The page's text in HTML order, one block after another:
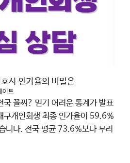
사 인가율의 비밀은
이트
국 꼴찌? 믿기 어려운 통계가 발표
개인회생 최종 인가율이 59.6%
니다. 전국 평균 73.6%보다 무려